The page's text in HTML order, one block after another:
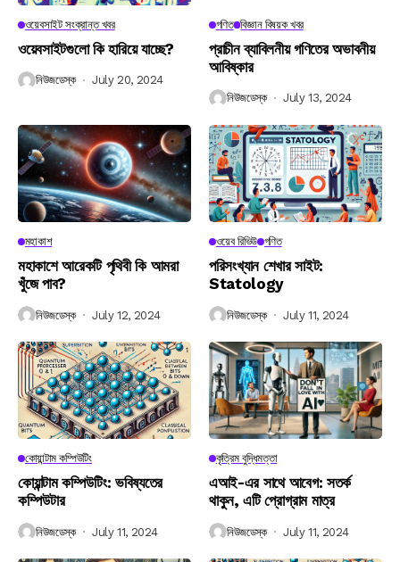
ওয়েবসাইট সংক্রান্ত খবর
ওয়েবসাইটগুলো কি হারিয়ে যাচ্ছে?
নিউজডেস্ক July 20, 2024
গণিত বিজ্ঞান বিষয়ক খবর
প্রাচীন ব্যাবিলনীয় গণিতের অভাবনীয়
আবিষ্কার
নিউজডেস্ক July 13, 2024
মহাকাশ
মহাকাশে আরেকটি পৃথিবী কি আমরা
খুঁজে পাব?
নিউজডেস্ক July 12, 2024
ওয়েব রিভিউ গণিত
পরিসংখ্যান শেখার সাইট:
Statology
নিউজডেস্ক July 11, 2024
কোয়ান্টাম কম্পিউটিং
কোয়ান্টাম কম্পিউটিং: ভবিষ্যতের
কম্পিউটার
নিউজডেস্ক July 11, 2024
কৃত্রিম বুদ্ধিমত্তা
এআই-এর সাথে আবেগ: সতর্ক
থাকুন, এটি প্রোগ্রাম মাত্র
নিউজডেস্ক July 11, 2024